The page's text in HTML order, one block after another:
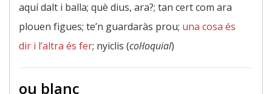
aquí dalt i balla; què dius, ara?; tan cert com ara
plouen figues; te’n guardaràs prou; una cosa és
dir i l’altra és fer; nyiclis (col·loquial)
ou blanc